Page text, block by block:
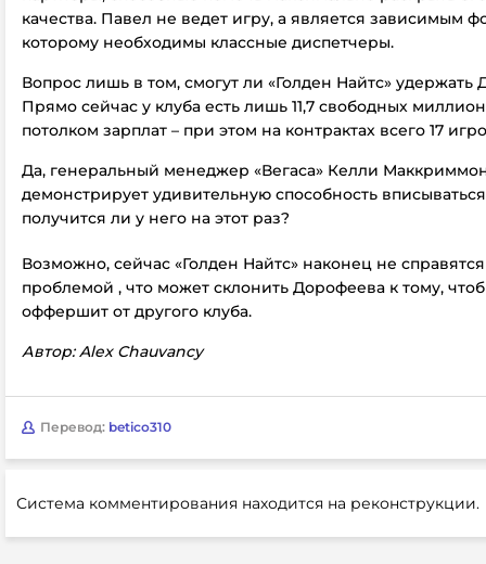
качества. Павел не ведет игру, а является зависимым
которому необходимы классные диспетчеры.
Вопрос лишь в том, смогут ли «Голден Найтс» удержать
Прямо сейчас у клуба есть лишь 11,7 свободных
потолком зарплат – при этом на контрактах всего 17
Да, генеральный менеджер «Вегаса» Келли
демонстрирует удивительную способность
получится ли у него на этот раз?
Возможно, сейчас «Голден Найтс» наконец не
проблемой , что может склонить Дорофеева к тому,
оффершит от другого клуба.
Автор: Alex Chauvancy
Перевод: betico310
Система комментирования находится на реконструкции.